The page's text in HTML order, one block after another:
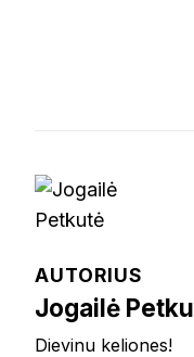
AUTORIUS
Jogailė
Dievinu keliones!